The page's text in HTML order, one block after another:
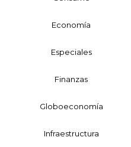
Economía
Especiales
Finanzas
Globoeconomía
Infraestructura